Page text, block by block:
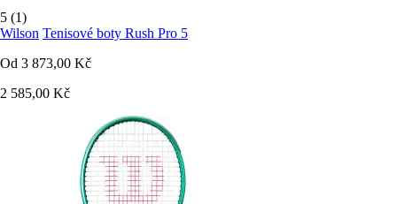
5 (1)
Wilson Tenisové boty Rush Pro 5
Od 3 873,00 Kč
2 585,00 Kč